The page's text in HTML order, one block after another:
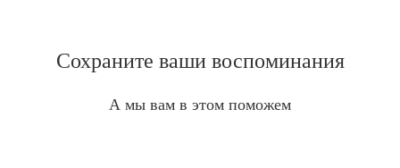
Сохраните ваши воспоминания
А мы вам в этом поможем